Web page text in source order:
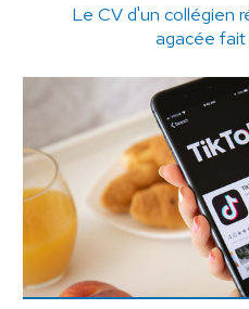
Le CV d'un collégien
agacée fait